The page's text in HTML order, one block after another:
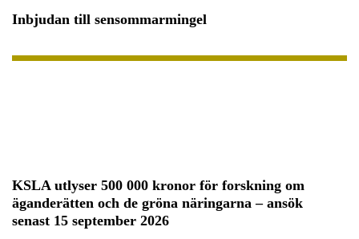
Inbjudan till sensommarmingel
KSLA utlyser 500 000 kronor för forskning om
äganderätten och de gröna näringarna – ansök
senast 15 september 2026